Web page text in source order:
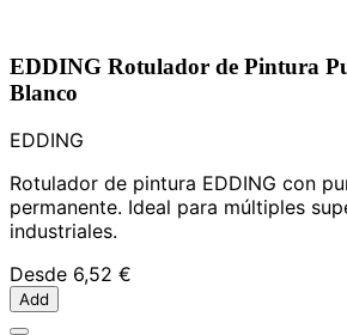
EDDING Rotulador de Pintura
Blanco
EDDING
Rotulador de pintura EDDING con
permanente. Ideal para múltiples
industriales.
Desde 6,52 €
Add